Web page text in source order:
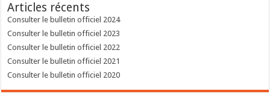
Articles récents
Consulter le bulletin officiel 2024
Consulter le bulletin officiel 2023
Consulter le bulletin officiel 2022
Consulter le bulletin officiel 2021
Consulter le bulletin officiel 2020